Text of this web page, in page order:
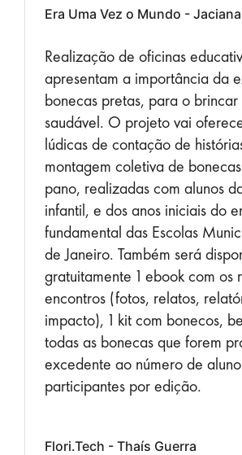
Era Uma Vez o Mundo -
Realização de oficinas
apresentam a importância da
bonecas pretas, para o brincar
saudável. O projeto vai
lúdicas de contação de
montagem coletiva de
pano, realizadas com alunos
infantil, e dos anos iniciais do
fundamental das Escolas
de Janeiro. Também será
gratuitamente 1 ebook com os
encontros (fotos, relatos,
impacto), 1 kit com bonecos,
todas as bonecas que forem
excedente ao número de
participantes por edição.
Flori.Tech - Thaís Guerra